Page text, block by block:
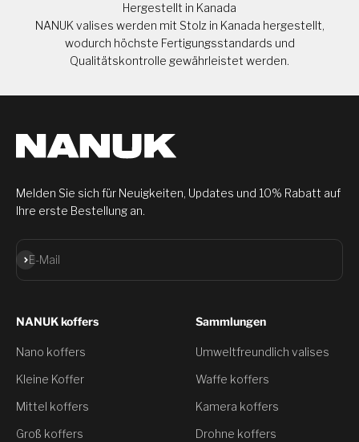
Hergestellt in Kanada
NANUK valises werden mit Stolz in Kanada hergestellt,
wodurch höchste Fertigungsstandards und
Qualitätskontrolle gewährleistet werden.
Melden Sie sich für Neuigkeiten, Updates und 10% Rabatt auf
Ihre erste Bestellung an.
E-Mail
Abonnieren
NANUK koffers
Nano koffers
Kleine Koffer
Mittel koffers
Groß koffers
Sammlungen
Umweltfreundlich valises
Waffe koffers
Kamera koffers
Drohne koffers